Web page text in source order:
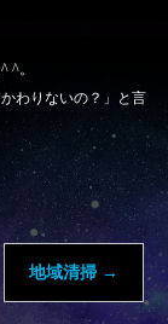
^。
わりないの？」と言
地域清掃 →